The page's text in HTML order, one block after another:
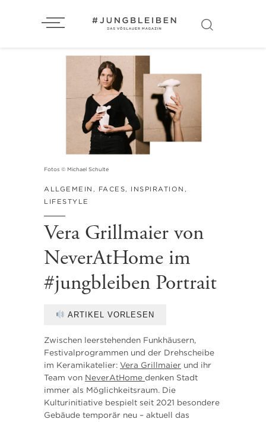
Fotos © Michael Schulte
ALLGEMEIN , FACES, INSPIRATION ,
LIFESTYLE
Vera Grillmaier von
NeverAtHome im
#jungbleiben Portrait
ARTIKEL VORLESEN
Zwischen leerstehenden Funkhäusern,
Festivalprogrammen und der Drehscheibe
im Keramikatelier: Vera Grillmaier und ihr
Team von NeverAtHome denken Stadt
immer als Möglichkeitsraum. Die
Kulturinitiative bespielt seit 2021 besondere
Gebäude temporär neu – aktuell das